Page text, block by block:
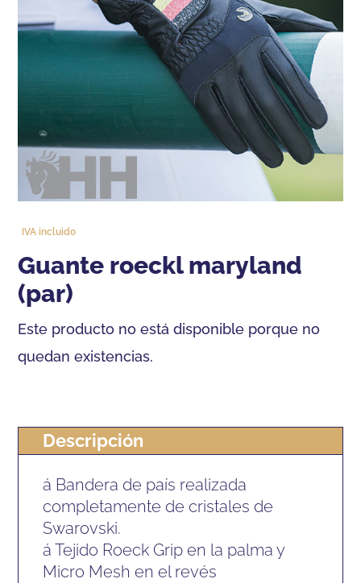
IVA incluido
guante roeckl maryland
(par)
Este producto no está disponible porque no
quedan existencias.
Descripción
á Bandera de país realizada
completamente de cristales de
Swarovski.
á Tejido Roeck Grip en la palma y
Micro Mesh en el revés